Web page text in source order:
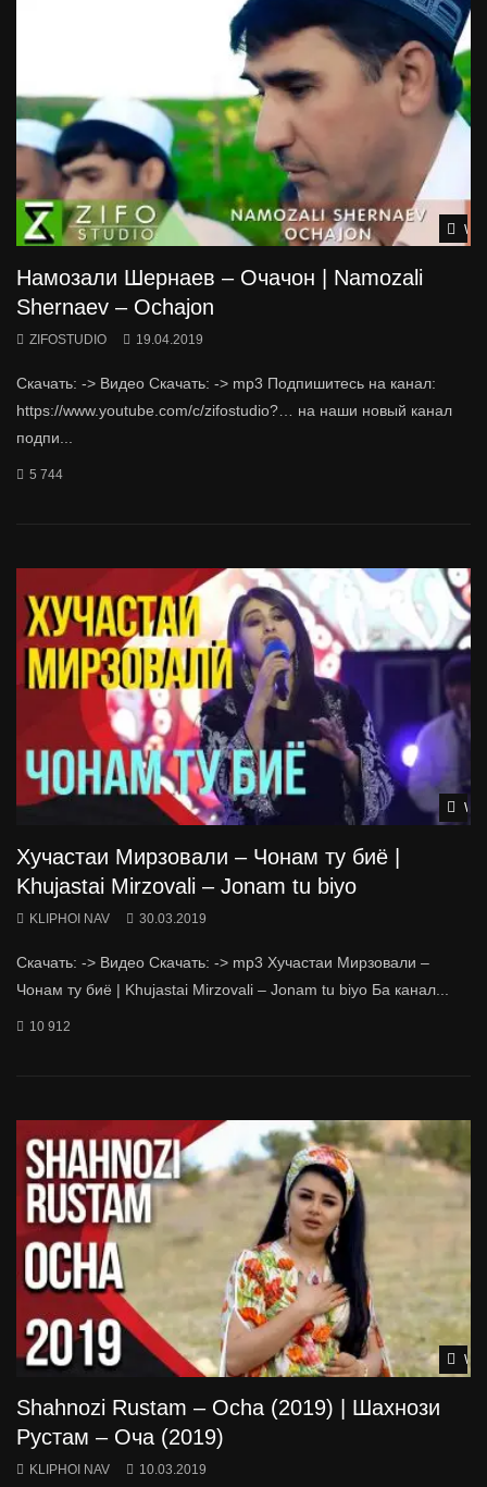
Намозали Шернаев – Очачон | Namozali
Shernaev – Ochajon
ZIFOSTUDIO 19.04.2019
Скачать: -> Видео Скачать: -> mp3 Подпишитесь на канал:
https://www.youtube.com/c/zifostudio?… на наши новый канал
подпи...
5 744
Хучастаи Мирзовали – Чонам ту биё |
Khujastai Mirzovali – Jonam tu biyo
KLIPHOI NAV 30.03.2019
Скачать: -> Видео Скачать: -> mp3 Хучастаи Мирзовали –
Чонам ту биё | Khujastai Mirzovali – Jonam tu biyo Ба канал...
10 912
Shahnozi Rustam – Ocha (2019) | Шахнози
Рустам – Оча (2019)
KLIPHOI NAV 10.03.2019